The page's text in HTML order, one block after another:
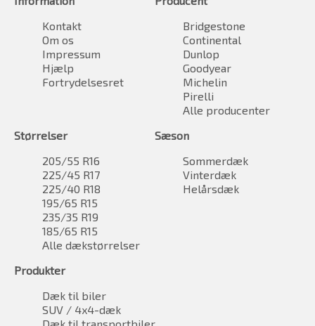
Kontakt
Om os
Impressum
Hjælp
Fortrydelsesret
Bridgestone
Continental
Dunlop
Goodyear
Michelin
Pirelli
Alle producenter
Størrelser
205/55 R16
225/45 R17
225/40 R18
195/65 R15
235/35 R19
185/65 R15
Alle dækstørrelser
Sæson
Sommerdæk
Vinterdæk
Helårsdæk
Produkter
Dæk til biler
SUV / 4x4-dæk